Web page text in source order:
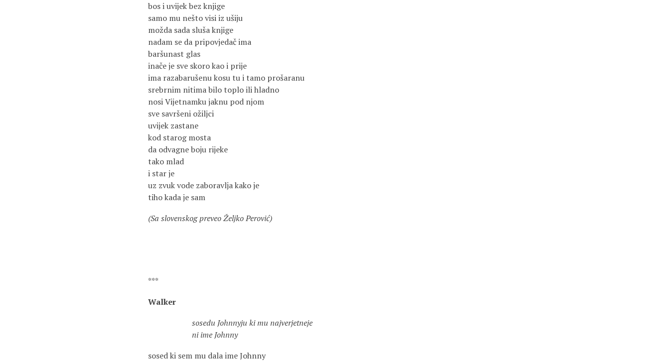
bos i uvijek bez knjige
samo mu nešto visi iz ušiju
možda sada sluša knjige
nadam se da pripovjedač ima
baršunast glas
inače je sve skoro kao i prije
ima razabarušenu kosu tu i tamo prošaranu
srebrnim nitima bilo toplo ili hladno
nosi Vijetnamku jaknu pod njom
sve savršeni ožiljci
uvijek zastane
kod starog mosta
da odvagne boju rijeke
tako mlad
i star je
uz zvuk vode zaboravlja kako je
tiho kada je sam
(Sa slovenskog preveo Željko Perović)
***
Walker
sosedu Johnnyju ki mu najverjetneje
ni ime Johnny
sosed ki sem mu dala ime Johnny